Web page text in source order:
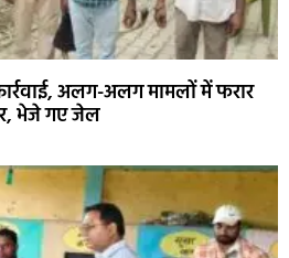
अलग-अलग मामलों में फरार
भेजे गए जेल